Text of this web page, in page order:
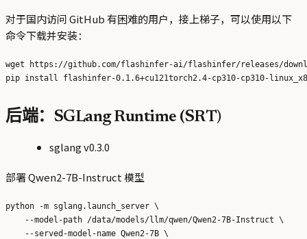
对于国内访问 GitHub 有困难的用户，接上梯子，可以使用以下
命令下载并安装：
wget https://github.com/flashinfer-ai/flashinfer/releases/
后端：SGLang Runtime (SRT)
sglang v0.3.0
部署 Qwen2-7B-Instruct 模型
python -m sglang.launch_server \
    --model-path /data/models/llm/qwen/Qwen2-7B-Instruct \
    --served-model-name Qwen2-7B \